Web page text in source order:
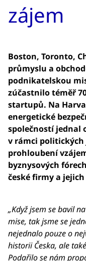
zájem
Boston, Toronto,
průmyslu a
podnikatelskou
zúčastnilo téměř
startupů. Na
energetické
společností jednal
v rámci
prohloubení
byznysových
české firmy a
„Když jsem se bavil
mise, tak jsme se
nejednalo pouze o
historii Česka, ale
Podařilo se nám